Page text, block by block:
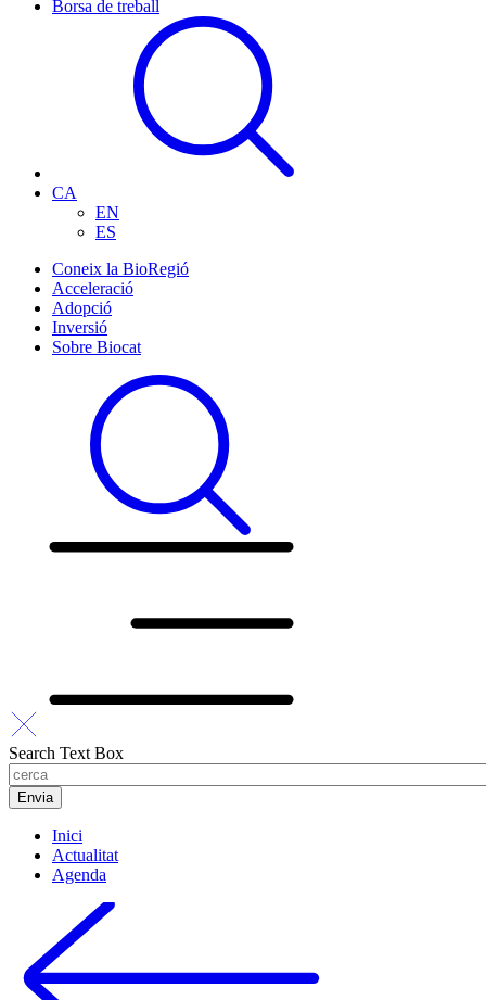
Borsa de treball
CA
EN
ES
Coneix la BioRegió
Acceleració
Adopció
Inversió
Sobre Biocat
Search Text Box
Inici
Actualitat
Agenda